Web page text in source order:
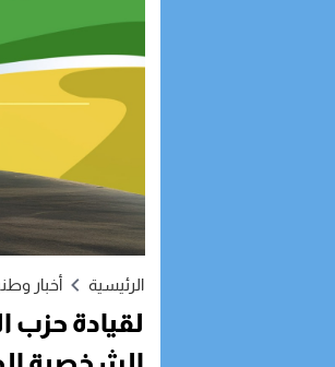
الرئيسية أخبار
لقيادة حزب